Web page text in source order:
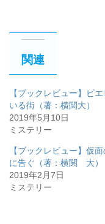
関連
【ブックレビュー】ピ
いる街（著：横関大）
2019年5月10日
ミステリー
【ブックレビュー】仮
に告ぐ（著：横関 大）
2019年2月7日
ミステリー